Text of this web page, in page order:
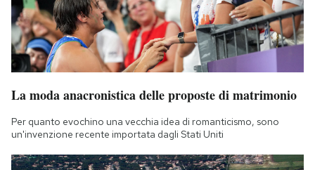
La moda anacronistica delle proposte di matrimonio
Per quanto evochino una vecchia idea di romanticismo, sono
un'invenzione recente importata dagli Stati Uniti